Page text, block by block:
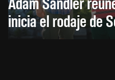
inicia el rodaje de